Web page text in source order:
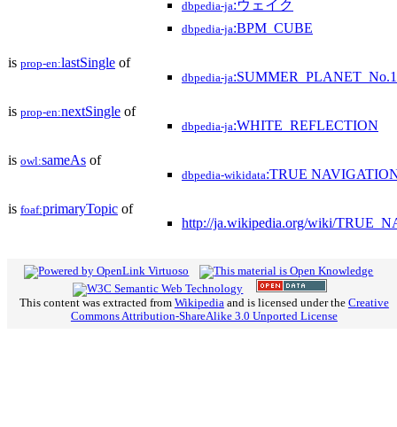
dbpedia-ja:ウェイク
dbpedia-ja:BPM_CUBE
is prop-en:lastSingle of
dbpedia-ja:SUMMER_PLANET_No.1
is prop-en:nextSingle of
dbpedia-ja:WHITE_REFLECTION
is owl:sameAs of
dbpedia-wikidata:TRUE
is foaf:primaryTopic of
http://ja.wikipedia.org/wiki/
This content was extracted from Wikipedia and is licensed under the Creative
Commons Attribution-ShareAlike 3.0 Unported License